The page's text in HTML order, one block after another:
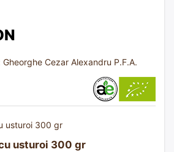
Gheorghe Cezar Alexandru P.F.A.
usturoi 300 gr